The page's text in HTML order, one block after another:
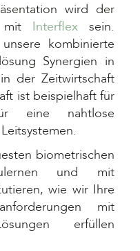
wird der
mit Interflex sein.
kombinierte
Synergien in
der Zeitwirtschaft
ist beispielhaft für
eine nahtlose
biometrischen
und mit
wie wir Ihre
mit
erfüllen